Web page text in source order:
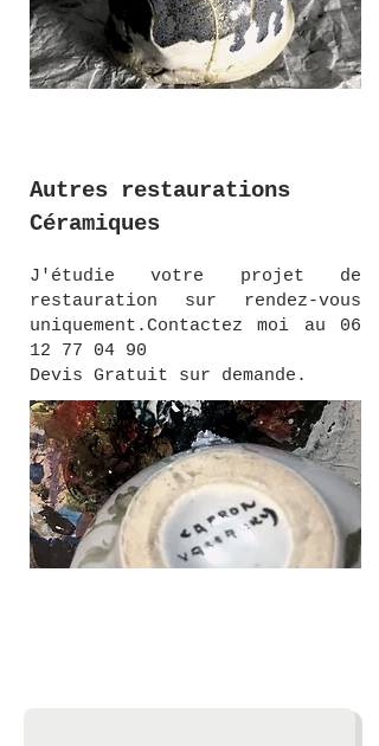
Autres restaurations
Céramiques
J'étudie votre projet de
restauration sur rendez-vous
uniquement.Contactez moi au 06
12 77 04 90
Devis Gratuit sur demande.